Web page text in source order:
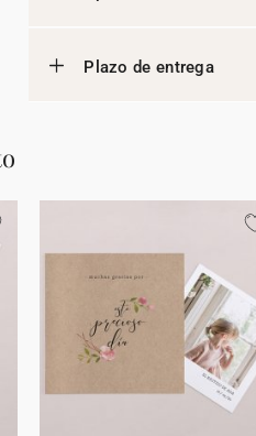
Plazo de entrega